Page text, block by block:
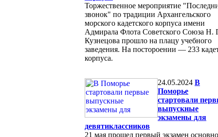
Торжественное мероприятие
звонок" по традиции Архангельского
морского кадетского корпуса имени
Адмирала Флота Советского Союза Н.
Кузнецова прошло на плацу учебного
заведения. На постороении — 233
корпуса.
24.05.2024 В
Поморье
стартовали
выпускные
экзамены для
девятиклассников
21 мая прошел первый экзамен